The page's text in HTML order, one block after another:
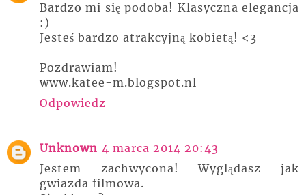
Bardzo mi się podoba! Klasyczna elegancja
:)
Jesteś bardzo atrakcyjną kobietą! <3
Pozdrawiam!
www.katee-m.blogspot.nl
Odpowiedz
Unknown 4 marca 2014 20:43
Jestem zachwycona! Wyglądasz jak
gwiazda filmowa.